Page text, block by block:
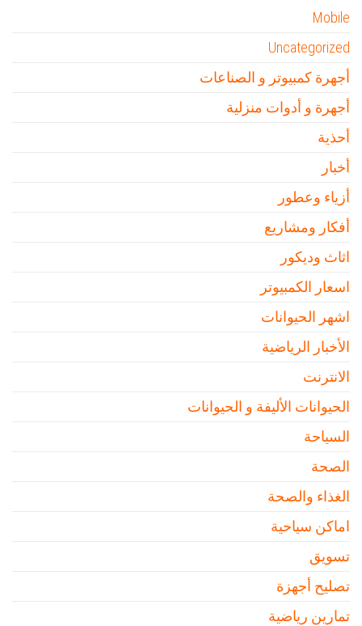
Mobile
Uncategorized
أجهرة كمبيوتر و الصناعات
أجهرة و أدوات منزلية
أحذية
أخبار
أزياء وعطور
أفكار ومشاريع
اثاث وديكور
اسعار الكمبيوتر
اشهر الحيوانات
الأخبار الرياضية
الانترنت
الحيوانات الأليفة و الحيوانات
السياحة
الصحة
الغذاء والصحة
اماكن سياحية
تسويق
تصليح أجهزة
تمارين رياضية